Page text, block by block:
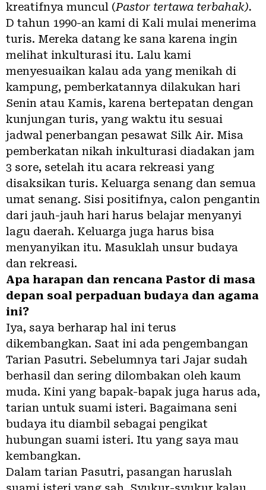
kreatifnya muncul (Pastor tertawa terbahak).
D tahun 1990-an kami di Kali mulai menerima
turis. Mereka datang ke sana karena ingin
melihat inkulturasi itu. Lalu kami
menyesuaikan kalau ada yang menikah di
kampung, pemberkatannya dilakukan hari
Senin atau Kamis, karena bertepatan dengan
kunjungan turis, yang waktu itu sesuai
jadwal penerbangan pesawat Silk Air. Misa
pemberkatan nikah inkulturasi diadakan jam
3 sore, setelah itu acara rekreasi yang
disaksikan turis. Keluarga senang dan semua
umat senang. Sisi positifnya, calon pengantin
dari jauh-jauh hari harus belajar menyanyi
lagu daerah. Keluarga juga harus bisa
menyanyikan itu. Masuklah unsur budaya
dan rekreasi.
Apa harapan dan rencana Pastor di masa
depan soal perpaduan budaya dan agama
ini?
Iya, saya berharap hal ini terus
dikembangkan. Saat ini ada pengembangan
Tarian Pasutri. Sebelumnya tari Jajar sudah
berhasil dan sering dilombakan oleh kaum
muda. Kini yang bapak-bapak juga harus ada,
tarian untuk suami isteri. Bagaimana seni
budaya itu diambil sebagai pengikat
hubungan suami isteri. Itu yang saya mau
kembangkan.
Dalam tarian Pasutri, pasangan haruslah